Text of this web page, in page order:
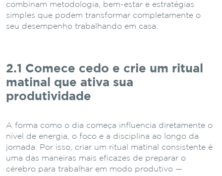
combinam metodologia, bem-estar e estratégias
simples que podem transformar completamente o
seu desempenho trabalhando em casa.
2.1 Comece cedo e crie um ritual
matinal que ativa sua
produtividade
A forma como o dia começa influencia diretamente o
nível de energia, o foco e a disciplina ao longo da
jornada. Por isso, criar um ritual matinal consistente é
uma das maneiras mais eficazes de preparar o
cérebro para trabalhar em modo produtivo —